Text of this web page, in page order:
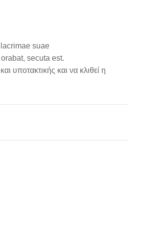
suae
secuta est.
υποτακτικής και να κλιθεί η